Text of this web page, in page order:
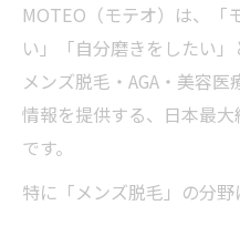
MOTEO（モテオ）は、「
い」「自分磨きをしたい」
メンズ脱毛・AGA・美容
情報を提供する、日本最
です。
特に「メンズ脱毛」の分野